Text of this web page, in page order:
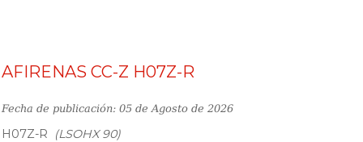
AFIRENAS CC-Z H07Z-R
Fecha de publicación: 05 de Agosto de 2026
H07Z-R (LSOHX 90)